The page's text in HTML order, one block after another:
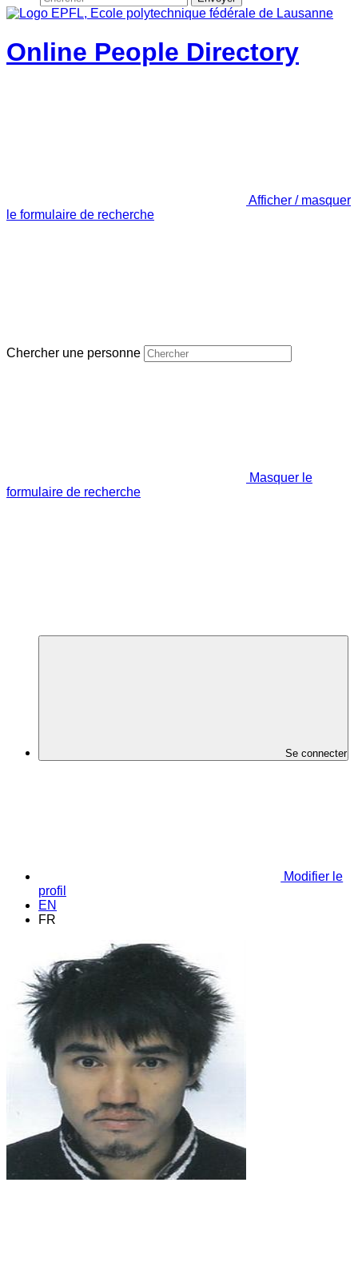
Online People Directory
Afficher / masquer
le formulaire de recherche
Chercher une personne
Masquer le
formulaire de recherche
Se connecter
Modifier le
profil
EN
FR